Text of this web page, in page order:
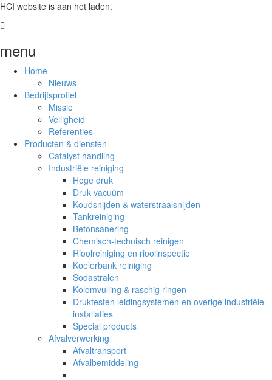
HCI website is aan het laden.
menu
Home
Nieuws
Bedrijfsprofiel
Missie
Veiligheid
Referenties
Producten & diensten
Catalyst handling
Industriële reiniging
Hoge druk
Druk vacuüm
Koudsnijden & waterstraalsnijden
Tankreiniging
Betonsanering
Chemisch-technisch reinigen
Rioolreiniging en rioolinspectie
Koelerbank reiniging
Sodastralen
Kolomvulling & raschig ringen
Druktesten leidingsystemen en overige industriële
installaties
Special products
Afvalverwerking
Afvaltransport
Afvalbemiddeling